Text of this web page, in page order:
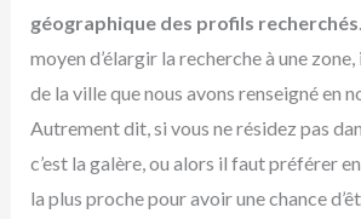
géographique des profils recherchés
moyen d’élargir la recherche à une
de la ville que nous avons renseigné en
Autrement dit, si vous ne résidez pas
c’est la galère, ou alors il faut préférer
la plus proche pour avoir une chance